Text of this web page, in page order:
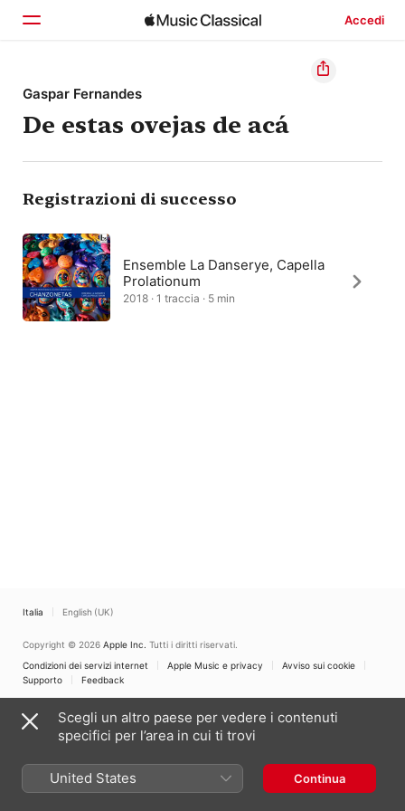
Accedi
Home
Scopri
Cerca
Gaspar Fernandes
De estas ovejas de acá
Registrazioni di successo
Ensemble La Danserye, Capella
Prolationum
2018 · 1 traccia · 5 min
Italia English (UK)
Copyright © 2026 Apple Inc. Tutti i diritti riservati.
Condizioni dei servizi internet
Apple Music e privacy
Avviso sui cookie
Supporto
Feedback
Scegli un altro paese per vedere i contenuti
specifici per l’area in cui ti trovi
United States Continua